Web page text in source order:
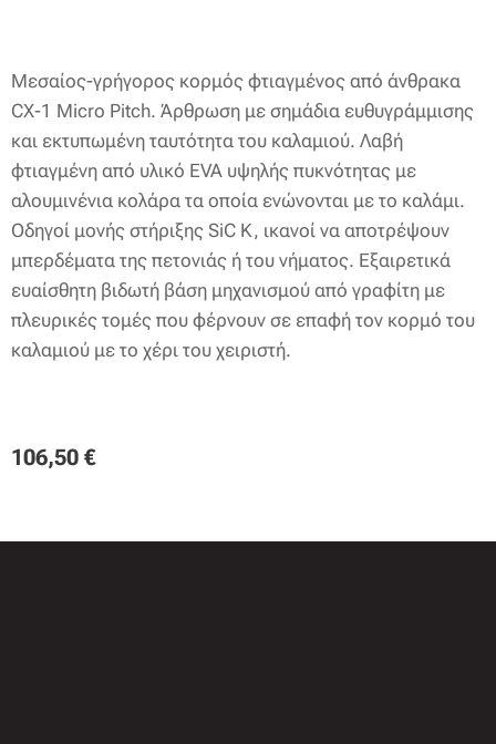
Μεσαίος-γρήγορος κορμός φτιαγμένος από άνθρακα
CX-1 Micro Pitch. Άρθρωση με σημάδια ευθυγράμμισης
και εκτυπωμένη ταυτότητα του καλαμιού. Λαβή
φτιαγμένη από υλικό EVA υψηλής πυκνότητας με
αλουμινένια κολάρα τα οποία ενώνονται με το καλάμι.
Οδηγοί μονής στήριξης SiC K, ικανοί να αποτρέψουν
μπερδέματα της πετονιάς ή του νήματος. Εξαιρετικά
ευαίσθητη βιδωτή βάση μηχανισμού από γραφίτη με
πλευρικές τομές που φέρνουν σε επαφή τον κορμό του
καλαμιού με το χέρι του χειριστή.
106,50 €